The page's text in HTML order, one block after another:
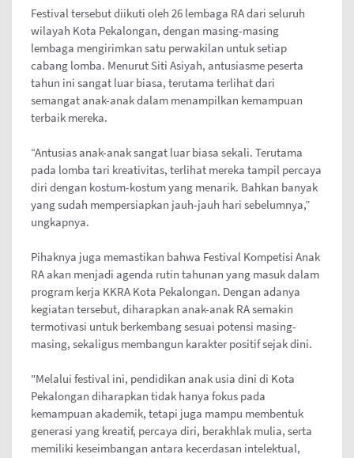
Festival tersebut diikuti oleh 26 lembaga RA dari seluruh
wilayah Kota Pekalongan, dengan masing-masing
lembaga mengirimkan satu perwakilan untuk setiap
cabang lomba. Menurut Siti Asiyah, antusiasme peserta
tahun ini sangat luar biasa, terutama terlihat dari
semangat anak-anak dalam menampilkan kemampuan
terbaik mereka.
“Antusias anak-anak sangat luar biasa sekali. Terutama
pada lomba tari kreativitas, terlihat mereka tampil percaya
diri dengan kostum-kostum yang menarik. Bahkan banyak
yang sudah mempersiapkan jauh-jauh hari sebelumnya,”
ungkapnya.
Pihaknya juga memastikan bahwa Festival Kompetisi Anak
RA akan menjadi agenda rutin tahunan yang masuk dalam
program kerja KKRA Kota Pekalongan. Dengan adanya
kegiatan tersebut, diharapkan anak-anak RA semakin
termotivasi untuk berkembang sesuai potensi masing-
masing, sekaligus membangun karakter positif sejak dini.
"Melalui festival ini, pendidikan anak usia dini di Kota
Pekalongan diharapkan tidak hanya fokus pada
kemampuan akademik, tetapi juga mampu membentuk
generasi yang kreatif, percaya diri, berakhlak mulia, serta
memiliki keseimbangan antara kecerdasan intelektual,